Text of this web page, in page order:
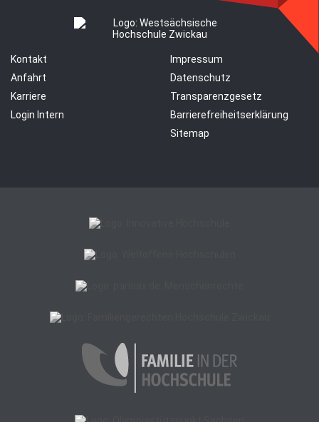
Kontakt
Anfahrt
Karriere
Login Intern
Impressum
Datenschutz
Transparenzgesetz
Barrierefreiheitserklärung
Sitemap